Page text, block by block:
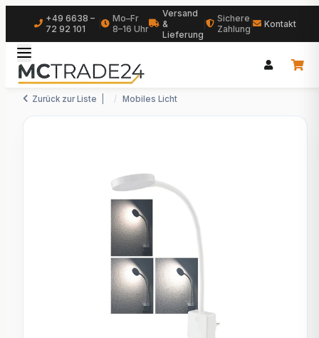
+49 6638 –
72 92 101
Mo–Fr
8–16 Uhr
Versand
&
Lieferung
Sichere
Zahlung
Kontakt
Zurück zur Liste Mobiles Licht